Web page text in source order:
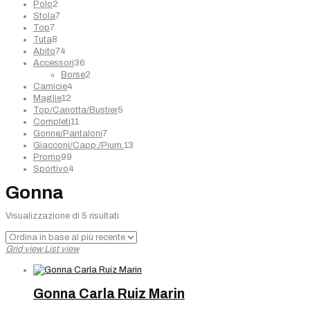
Polo2
prodotti
Stola77
Top77
prodotti
Tuta8
prodotti
Abito74
prodotti
Accessori36
prodotti
Borse2
Camicie4
Maglie12
prodotti
Top/Canotta/Bustier5
Completi11
prodotti
Gonne/Pantaloni77
prodotti
Giacconi/Capp./Pium. 13
Promo99
prodotti
Sportivo4
Gonna
Visualizzazione di 5 risultati
base
recente
Grid view List view
Gonna Carla Ruiz Marin